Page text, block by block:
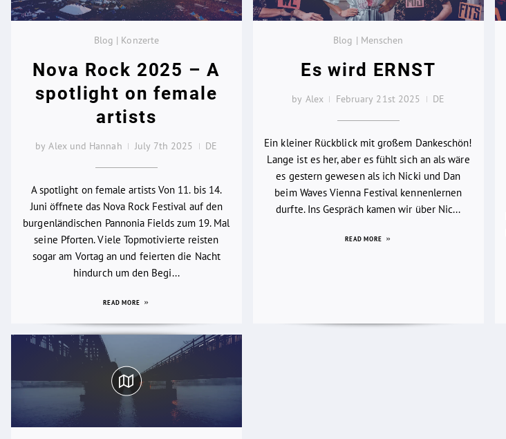
Blog | Konzerte
Nova Rock 2025 – A
spotlight on female
artists
by Alex und Hannah July 7th 2025 DE
A spotlight on female artists Von 11. bis 14.
Juni öffnete das Nova Rock Festival auf den
burgenländischen Pannonia Fields zum 19. Mal
seine Pforten. Viele Topmotivierte reisten
sogar am Vortag an und feierten die Nacht
hindurch um den Begi...
READ MORE
Blog | Menschen
Es wird ERNST
by Alex February 21st 2025 DE
Ein kleiner Rückblick mit großem Dankeschön!
Lange ist es her, aber es fühlt sich an als wäre
es gestern gewesen als ich Nicki und Dan
beim Waves Vienna Festival kennenlernen
durfte. Ins Gespräch kamen wir über Nic...
READ MORE